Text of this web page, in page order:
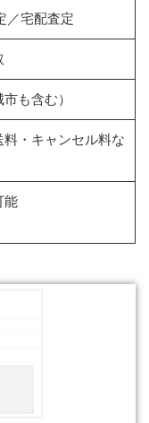
／宅配査定
も含む）
・キャンセル料な
能